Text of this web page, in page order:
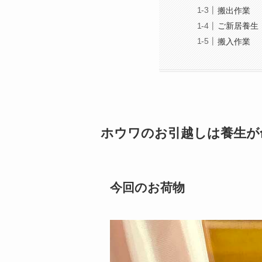
搬出作業
ご新居養生
搬入作業
ホウワのお引越しは養生が
今回のお荷物